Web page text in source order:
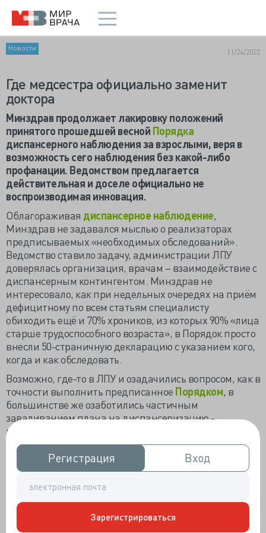
Регистрация
Регистрация Вход
Вход
Зарегистрироваться
Новости 11/24/2022
Где медсестра официально заменит
доктора
Минздрав продолжает лакировку положений
принятого прошедшей весной Порядка
диспансерного наблюдения за взрослыми, веря в
возможность сего наблюдения без какой-либо
профанации. Ведомством предлагается
действительная и доселе официально не
воспроизводимая инновация.
Облагораживая диспансерное наблюдение,
Минздрав не задавался мыслью о реализаторах
предписываемых «необходимых обследований».
Ведомство ставило задачу, администрации ЛПУ
доверялась организация, врачам – взаимодействие с
диспансерным контингентом. Минздрав не
интересовало, как при недельных очередях на приём
дефицитному по всем статьям специалисту
обиходить ещё и 70% хроников, из которых 90% «лица
старше трудоспособного возраста», в Порядок просто
внесли 50-страничную декларацию с указанием кого,
когда и как обследовать.
Возможно, где-то в ЛПУ и озадачились вопросом, как в
точности выполнить предписанное Порядком, в
большинстве же озаботились частичным
заваливанием плана на диспансеризацию -
источника диспансерного контингента. По сути дела,
именно усмотренный министерством «формальный
медицинских работников ‎к проведению
диспансеризации» позволяет лечебному учреждению
не «свалится в пике» от наплыва пациентов, а
пристойно реализовывать основную задачу –
обследовать и лечить больных.
Толи провал диспансеризации, когда за 9 месяцев